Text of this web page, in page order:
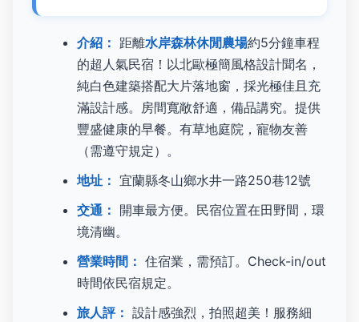
介紹： 距離水岸森林休閒農場約5分鐘車程
的超人氣民宿！以北歐極簡風格設計聞名，
純白色建築搭配大片落地窗，採光極佳且充
滿設計感。房間寬敞舒適，備品講究。提供
豐盛健康的早餐。有草地庭院，寵物友善
（需遵守規定）。
地址： 宜蘭縣冬山鄉水井一路250巷12號
交通： 開車最方便。民宿位置在田野間，環
境清幽。
營業時間： 住宿業，需預訂。Check-in/out
時間依民宿規定。
旅人評： 設計感強烈，拍照超美！服務細